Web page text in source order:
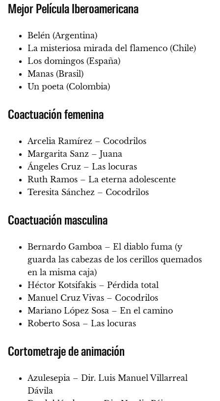
Mejor Película Iberoamericana
Belén (Argentina)
La misteriosa mirada del flamenco (Chile)
Los domingos (España)
Manas (Brasil)
Un poeta (Colombia)
Coactuación femenina
Arcelia Ramírez – Cocodrilos
Margarita Sanz – Juana
Ángeles Cruz – Las locuras
Ruth Ramos – La eterna adolescente
Teresita Sánchez – Cocodrilos
Coactuación masculina
Bernardo Gamboa – El diablo fuma (y
guarda las cabezas de los cerillos quemados
en la misma caja)
Héctor Kotsifakis – Pérdida total
Manuel Cruz Vivas – Cocodrilos
Mariano López Sosa – En el camino
Roberto Sosa – Las locuras
Cortometraje de animación
Azulesepia – Dir. Luis Manuel Villarreal
Dávila